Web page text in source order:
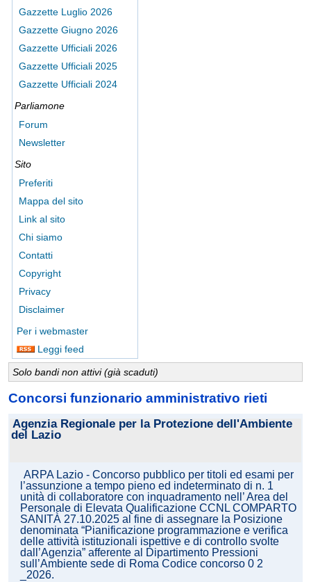
Gazzette Luglio 2026
Gazzette Giugno 2026
Gazzette Ufficiali 2026
Gazzette Ufficiali 2025
Gazzette Ufficiali 2024
Parliamone
Forum
Newsletter
Sito
Preferiti
Mappa del sito
Link al sito
Chi siamo
Contatti
Copyright
Privacy
Disclaimer
Per i webmaster
Leggi feed
Solo bandi non attivi (già scaduti)
Concorsi funzionario amministrativo rieti
Agenzia Regionale per la Protezione dell'Ambiente
del Lazio
ARPA Lazio - Concorso pubblico per titoli ed esami per
l’assunzione a tempo pieno ed indeterminato di n. 1
unità di collaboratore con inquadramento nell’ Area del
Personale di Elevata Qualificazione CCNL COMPARTO
SANITÀ 27.10.2025 al fine di assegnare la Posizione
denominata “Pianificazione programmazione e verifica
delle attività istituzionali ispettive e di controllo svolte
dall’Agenzia” afferente al Dipartimento Pressioni
sull’Ambiente sede di Roma Codice concorso 0 2
_2026.